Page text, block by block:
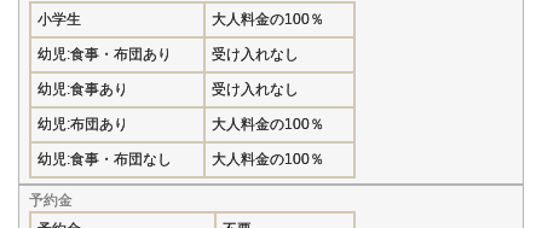
小学生
大人料金の100％
幼児:食事・布団あり 受け入れなし
幼児:食事あり 受け入れなし
幼児:布団あり 大人料金の100％
幼児:食事・布団なし 大人料金の100％
予約金